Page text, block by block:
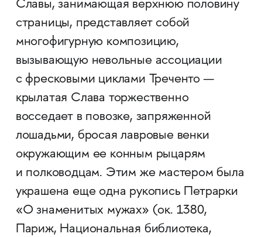
Славы, занимающая верхнюю половину
страницы, представляет собой
многофигурную композицию,
вызывающую невольные ассоциации
с фресковыми циклами Треченто —
крылатая Слава торжественно
восседает в повозке, запряженной
лошадьми, бросая лавровые венки
окружающим ее конным рыцарям
и полководцам. Этим же мастером была
украшена еще одна рукопись Петрарки
«О знаменитых мужах» (ок. 1380,
Париж, Национальная библиотека,